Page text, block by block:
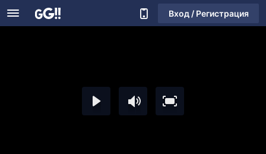
Вход / Регистрация